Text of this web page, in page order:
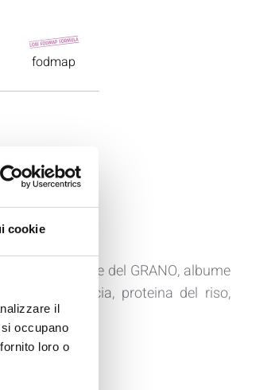
cookie
il
occupano
loro o
fodmap
proteine del GRANO, albume
fibra di acacia, proteina del riso,